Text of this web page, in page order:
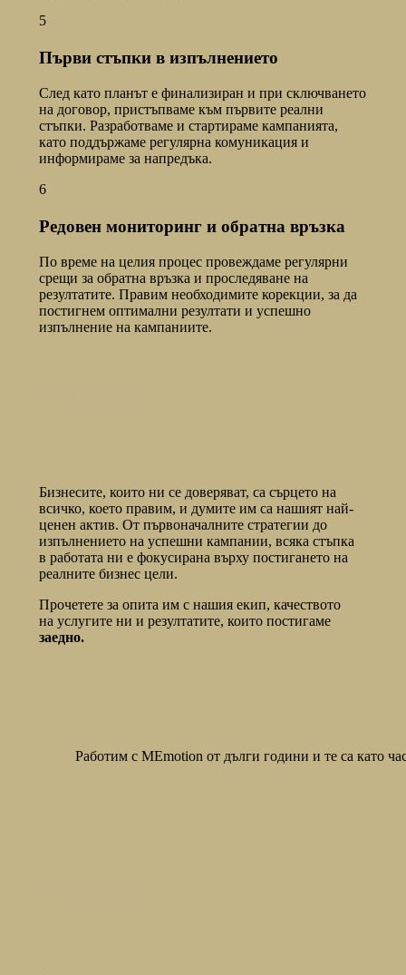
5
Първи стъпки в изпълнението
След като планът е финализиран и при сключването
на договор, пристъпваме към първите реални
стъпки. Разработваме и стартираме кампанията,
като поддържаме регулярна комуникация и
информираме за напредъка.
6
Редовен мониторинг и обратна връзка
По време на целия процес провеждаме регулярни
срещи за обратна връзка и проследяване на
резултатите. Правим необходимите корекции, за да
постигнем оптимални резултати и успешно
изпълнение на кампаниите.
Бизнесите, които ни се доверяват, са сърцето на
всичко, което правим, и думите им са нашият най-
ценен актив. От първоначалните стратегии до
изпълнението на успешни кампании, всяка стъпка
в работата ни е фокусирана върху постигането на
реалните бизнес цели.
Прочетете за опита им с нашия екип, качеството
на услугите ни и резултатите, които постигаме
заедно.
Работим с MEmotion от дълги години и те са като